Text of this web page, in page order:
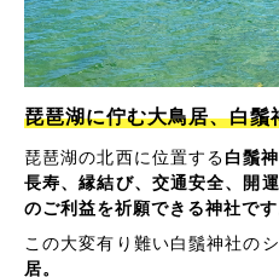
琵琶湖に佇む大鳥居、白鬚
琵琶湖の北西に位置する白鬚
長寿、縁結び、交通安全、開
のご利益を祈願できる神社です
この大変有り難い白鬚神社の
居。